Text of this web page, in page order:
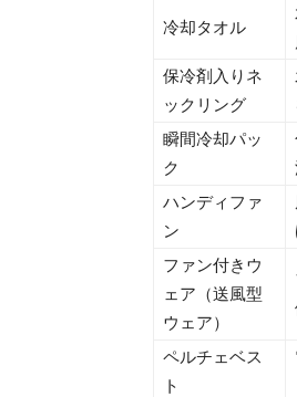
冷却タオル
保冷剤入りネ
ックリング
瞬間冷却パッ
ク
ハンディファ
ン
ファン付きウ
ェア（送風型
ウェア）
ペルチェベス
ト